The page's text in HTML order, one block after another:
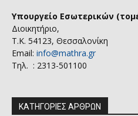
Υπουργείο Εσωτερικών
Διοικητήριο,
Τ.Κ. 54123, Θεσσαλονίκη
Email: info@mathra.gr
Τηλ. : 2313-501100
ΚΑΤΗΓΟΡΙΕΣ ΑΡΘΡΩΝ